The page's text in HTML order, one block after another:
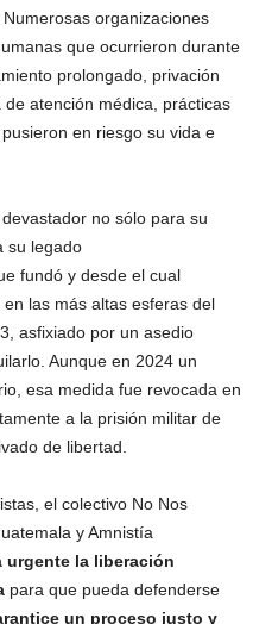
organizaciones
que ocurrieron durante
prolongado, privación
atención médica, prácticas
en riesgo su vida e
no sólo para su
su legado
fundó y desde el cual
las más altas esferas del
asfixiado por un asedio
Aunque en 2024 un
esa medida fue revocada en
a la prisión militar de
de libertad.
el colectivo No Nos
y Amnistía
urgente la liberación
para que pueda defenderse
un proceso justo y